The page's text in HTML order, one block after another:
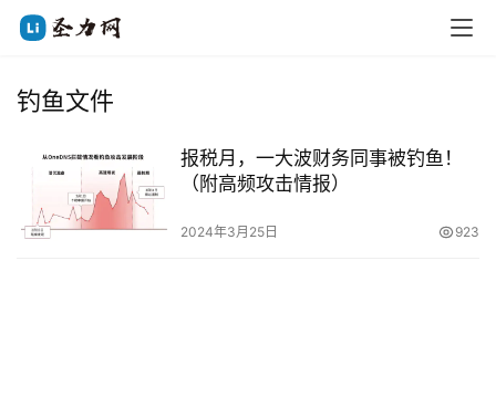
钓鱼文件
报税月，一大波财务同事被钓鱼！
（附高频攻击情报）
2024年3月25日 923